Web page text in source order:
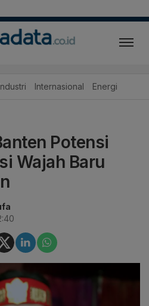
Internasional Energi
Potensi
Wajah Baru